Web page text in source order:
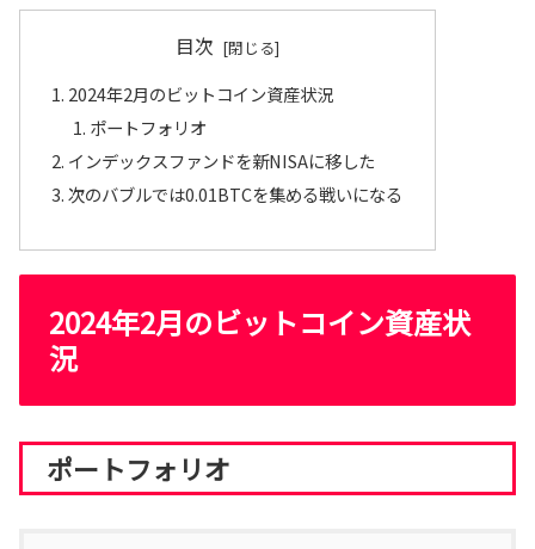
目次
2024年2月のビットコイン資産状況
ポートフォリオ
インデックスファンドを新NISAに移した
次のバブルでは0.01BTCを集める戦いになる
2024年2月のビットコイン資産状
況
ポートフォリオ